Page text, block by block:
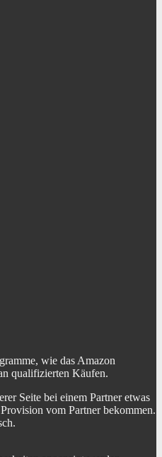
wie das Amazon
qualifizierten Käufen.
Seite bei einem Partner etwas
vom Partner bekommen.